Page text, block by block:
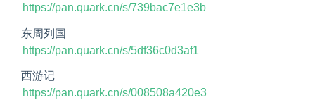
https://pan.quark.cn/s/739bac7e1e3b
东周列国
https://pan.quark.cn/s/5df36c0d3af1
西游记
https://pan.quark.cn/s/008508a420e3